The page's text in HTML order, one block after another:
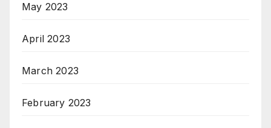
May 2023
April 2023
March 2023
February 2023